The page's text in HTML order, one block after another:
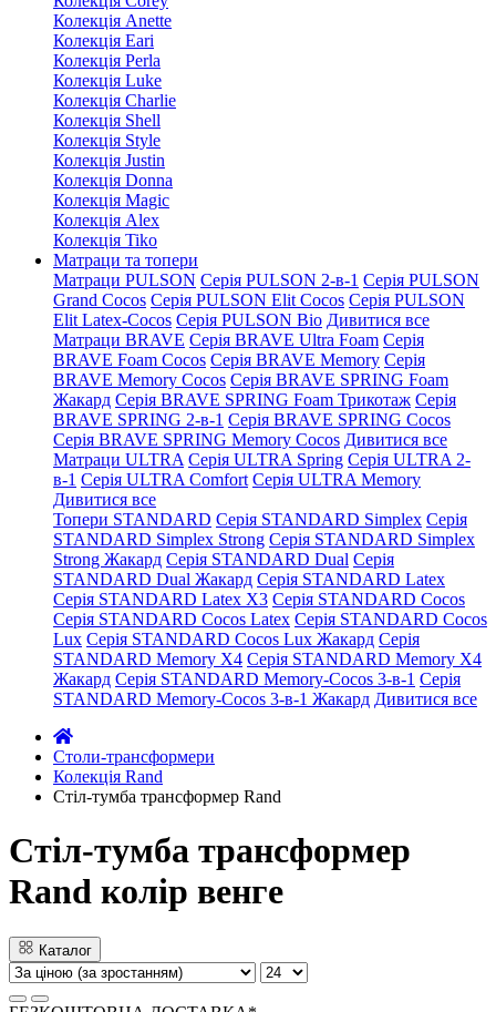
Колекція Anette
Колекція Eari
Колекція Perla
Колекція Luke
Колекція Charlie
Колекція Shell
Колекція Style
Колекція Justin
Колекція Donna
Колекція Magic
Колекція Alex
Колекція Tiko
Матраци та топери
Матраци PULSON Серія PULSON 2-в-1 Серія PULSON
Grand Cocos Серія PULSON Elit Cocos Серія PULSON
Elit Latex-Cocos Серія PULSON Bio Дивитися все
Матраци BRAVE Серія BRAVE Ultra Foam Серія
BRAVE Foam Cocos Серія BRAVE Memory Серія
BRAVE Memory Cocos Серія BRAVE SPRING Foam
Жакард Серія BRAVE SPRING Foam Трикотаж Серія
BRAVE SPRING 2-в-1 Серія BRAVE SPRING Cocos
Серія BRAVE SPRING Memory Cocos Дивитися все
Матраци ULTRA Серія ULTRA Spring Серія ULTRA 2-
в-1 Серія ULTRA Comfort Серія ULTRA Memory
Дивитися все
Топери STANDARD Серія STANDARD Simplex Серія
STANDARD Simplex Strong Серія STANDARD Simplex
Strong Жакард Серія STANDARD Dual Серія
STANDARD Dual Жакард Серія STANDARD Latex
Серія STANDARD Latex X3 Серія STANDARD Cocos
Серія STANDARD Cocos Latex Серія STANDARD Cocos
Lux Серія STANDARD Cocos Lux Жакард Серія
STANDARD Memory X4 Серія STANDARD Memory X4
Жакард Серія STANDARD Memory-Cocos 3-в-1 Серія
STANDARD Memory-Cocos 3-в-1 Жакард Дивитися все
Столи-трансформери
Колекція Rand
Стіл-тумба трансформер Rand
Стіл-тумба трансформер
Rand колір венге
Каталог